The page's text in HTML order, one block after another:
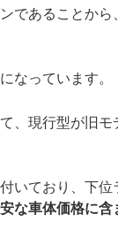
であることか
なっています。
、現行型が旧モ
いており、下位
な車体価格に含